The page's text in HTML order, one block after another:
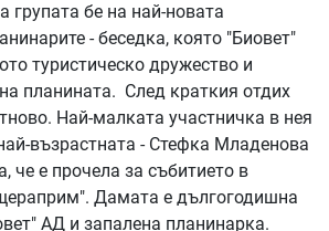
групата бе на най-новата
- беседка, която "Биовет"
туристическо дружество и
планината. След краткия отдих
Най-малката участничка в нея
възрастната - Стефка Младенова
че е прочела за събитието в
Дамата е дългогодишна
АД и запалена планинарка.